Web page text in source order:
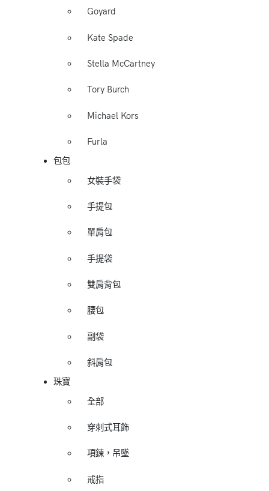
Goyard
Kate Spade
Stella McCartney
Tory Burch
Michael Kors
Furla
包包
女裝手袋
手提包
單肩包
手提袋
雙肩背包
腰包
副袋
斜肩包
珠寶
全部
穿刺式耳飾
項鍊，吊墜
戒指